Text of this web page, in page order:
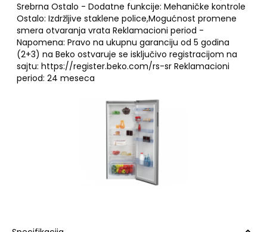
Srebrna Ostalo - Dodatne funkcije: Mehaničke kontrole
Ostalo: Izdržljive staklene police,Mogućnost promene
smera otvaranja vrata Reklamacioni period -
Napomena: Pravo na ukupnu garanciju od 5 godina
(2+3) na Beko ostvaruje se isključivo registracijom na
sajtu: https://register.beko.com/rs-sr Reklamacioni
period: 24 meseca